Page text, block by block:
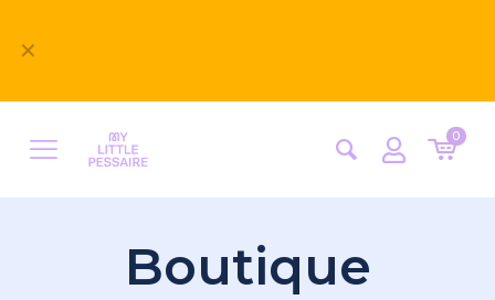
✕
0
Boutique